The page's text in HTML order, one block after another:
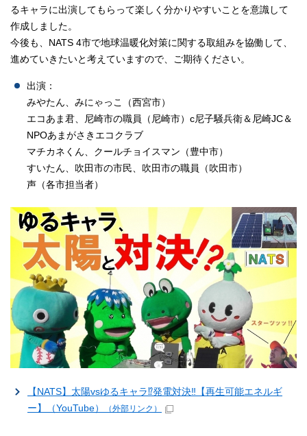
るキャラに出演してもらって楽しく分かりやすいことを意識して
作成しました。
今後も、NATS 4市で地球温暖化対策に関する取組みを協働して、
進めていきたいと考えていますので、ご期待ください。
出演：
みやたん、みにゃっこ（西宮市）
エコあま君、尼崎市の職員（尼崎市）c尼子騒兵衛＆尼崎JC＆
NPOあまがさきエコクラブ
マチカネくん、クールチョイスマン（豊中市）
すいたん、吹田市の市民、吹田市の職員（吹田市）
声（各市担当者）
【NATS】太陽vsゆるキャラ⁉発電対決‼【再生可能エネルギ
ー】（YouTube）
（外部リンク）